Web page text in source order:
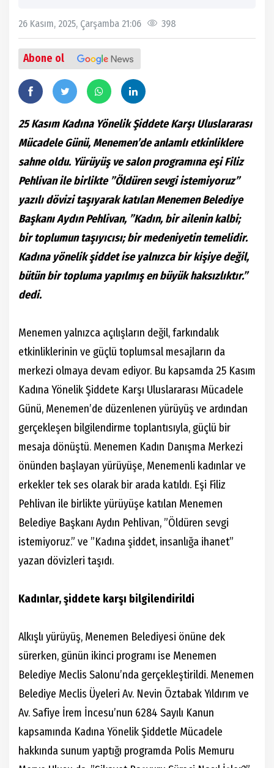
26 Kasım, 2025, Çarşamba 21:06 398
Abone ol
25 Kasım Kadına Yönelik Şiddete Karşı Uluslararası
Mücadele Günü, Menemen’de anlamlı etkinliklere
sahne oldu. Yürüyüş ve salon programına eşi Filiz
Pehlivan ile birlikte ”Öldüren sevgi istemiyoruz”
yazılı dövizi taşıyarak katılan Menemen Belediye
Başkanı Aydın Pehlivan, ”Kadın, bir ailenin kalbi;
bir toplumun taşıyıcısı; bir medeniyetin temelidir.
Kadına yönelik şiddet ise yalnızca bir kişiye değil,
bütün bir topluma yapılmış en büyük haksızlıktır.”
dedi.
Menemen yalnızca açılışların değil, farkındalık
etkinliklerinin ve güçlü toplumsal mesajların da
merkezi olmaya devam ediyor. Bu kapsamda 25 Kasım
Kadına Yönelik Şiddete Karşı Uluslararası Mücadele
Günü, Menemen’de düzenlenen yürüyüş ve ardından
gerçekleşen bilgilendirme toplantısıyla, güçlü bir
mesaja dönüştü. Menemen Kadın Danışma Merkezi
önünden başlayan yürüyüşe, Menemenli kadınlar ve
erkekler tek ses olarak bir arada katıldı. Eşi Filiz
Pehlivan ile birlikte yürüyüşe katılan Menemen
Belediye Başkanı Aydın Pehlivan, ”Öldüren sevgi
istemiyoruz.” ve ”Kadına şiddet, insanlığa ihanet”
yazan dövizleri taşıdı.
Kadınlar, şiddete karşı bilgilendirildi
Alkışlı yürüyüş, Menemen Belediyesi önüne dek
sürerken, günün ikinci programı ise Menemen
Belediye Meclis Salonu’nda gerçekleştirildi. Menemen
Belediye Meclis Üyeleri Av. Nevin Öztabak Yıldırım ve
Av. Safiye İrem İncesu’nun 6284 Sayılı Kanun
kapsamında Kadına Yönelik Şiddetle Mücadele
hakkında sunum yaptığı programda Polis Memuru